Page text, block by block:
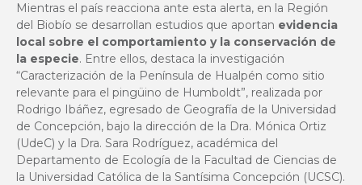
Mientras el país reacciona ante esta alerta, en la Región
del Biobío se desarrollan estudios que aportan evidencia
local sobre el comportamiento y la conservación de
la especie. Entre ellos, destaca la investigación
“Caracterización de la Península de Hualpén como sitio
relevante para el pingüino de Humboldt”, realizada por
Rodrigo Ibáñez, egresado de Geografía de la Universidad
de Concepción, bajo la dirección de la Dra. Mónica Ortiz
(UdeC) y la Dra. Sara Rodríguez, académica del
Departamento de Ecología de la Facultad de Ciencias de
la Universidad Católica de la Santísima Concepción (UCSC).